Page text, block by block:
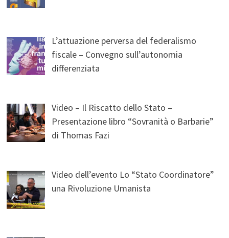
L’attuazione perversa del federalismo
fiscale – Convegno sull’autonomia
differenziata
Video – Il Riscatto dello Stato –
Presentazione libro “Sovranità o Barbarie”
di Thomas Fazi
Video dell’evento Lo “Stato Coordinatore”
una Rivoluzione Umanista